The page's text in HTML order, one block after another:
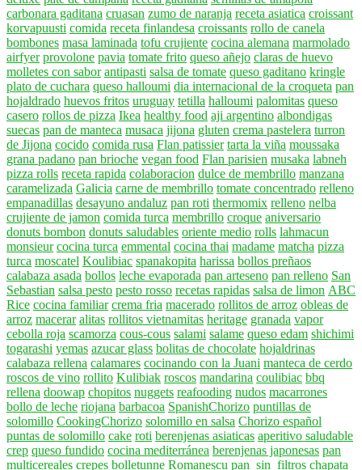
carbonara gaditana cruasan zumo de naranja receta asiatica croissant
korvapuusti comida receta finlandesa croissants rollo de canela
bombones masa laminada tofu crujiente cocina alemana marmolado
airfyer provolone pavia tomate frito queso añejo claras de huevo
molletes con sabor antipasti salsa de tomate queso gaditano kringle
plato de cuchara queso halloumi dia internacional de la croqueta pan
hojaldrado huevos fritos uruguay tetilla halloumi palomitas queso
casero rollos de pizza Ikea healthy food aji argentino albondigas
suecas pan de manteca musaca jijona gluten crema pastelera turron
de Jijona cocido comida rusa Flan patissier tarta la viña moussaka
grana padano pan brioche vegan food Flan parisien musaka labneh
pizza rolls receta rapida colaboracion dulce de membrillo manzana
caramelizada Galicia carne de membrillo tomate concentrado relleno
empanadillas desayuno andaluz pan roti thermomix relleno nelba
crujiente de jamon comida turca membrillo croque aniversario
donuts bombon donuts saludables oriente medio rolls lahmacun
monsieur cocina turca emmental cocina thai madame matcha pizza
turca moscatel Koulibiac spanakopita harissa bollos preñaos
calabaza asada bollos leche evaporada pan arteseno pan relleno San
Sebastian salsa pesto pesto rosso recetas rapidas salsa de limon ABC
Rice cocina familiar crema fria macerado rollitos de arroz obleas de
arroz macerar alitas rollitos vietnamitas heritage granada vapor
cebolla roja scamorza cous-cous salami salame queso edam shichimi
togarashi yemas azucar glass bolitas de chocolate hojaldrinas
calabaza rellena calamares cocinando con la Juani manteca de cerdo
roscos de vino rollito Kulibiak roscos mandarina coulibiac bbq
rellena doowap chopitos nuggets reafooding nudos macarrones
bollo de leche riojana barbacoa SpanishChorizo puntillas de
solomillo CookingChorizo solomillo en salsa Chorizo español
puntas de solomillo cake roti berenjenas asiaticas aperitivo saludable
crep queso fundido cocina mediterránea berenjenas japonesas pan
multicereales crepes bolletunne Romanescu pan_sin_filtros chapata